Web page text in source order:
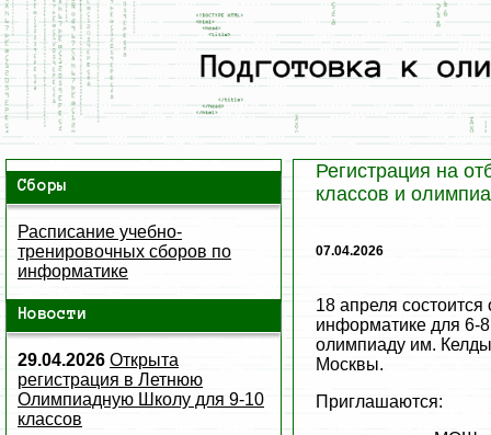
Сборы
Расписание учебно-
тренировочных сборов по
информатике
Новости
29.04.2026 Открыта
регистрация в Летнюю
Олимпиадную Школу для 9-10
классов
Регистрация на
классов и
07.04.2026
18 апреля
информатике для 6-
олимпиаду им.
Москвы.
Приглашаются: